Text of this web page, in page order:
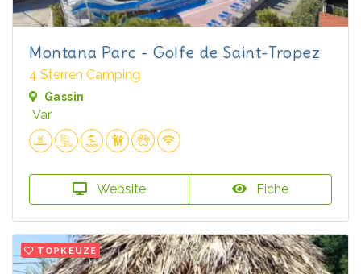
Montana Parc - Golfe de Saint-Tropez
4 Sterren Camping
Gassin
Var
Website Fiche
TOPKEUZE